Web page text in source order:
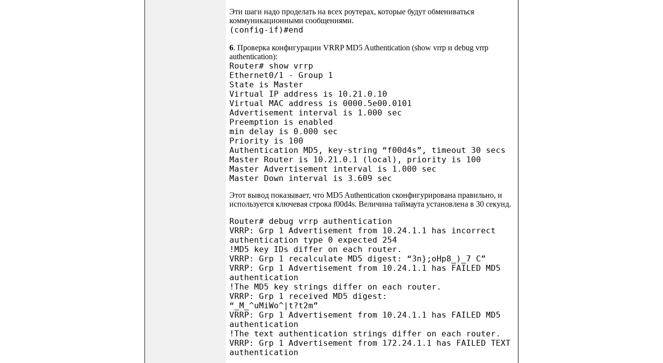
Эти шаги надо проделать на всех роутерах, которые будут обмениваться
коммуникационными сообщениями.
(config-if)#end
6. Проверка конфигурации VRRP MD5 Authentication (show vrrp и debug vrrp
authentication):
Router# show vrrp
Ethernet0/1 - Group 1
State is Master
Virtual IP address is 10.21.0.10
Virtual MAC address is 0000.5e00.0101
Advertisement interval is 1.000 sec
Preemption is enabled
min delay is 0.000 sec
Priority is 100
Authentication MD5, key-string “f00d4s”, timeout 30 secs
Master Router is 10.21.0.1 (local), priority is 100
Master Advertisement interval is 1.000 sec
Master Down interval is 3.609 sec
Этот вывод показывает, что MD5 Authentication сконфигурирована правильно, и
используется ключевая строка f00d4s. Величина таймаута установлена в 30 секунд.
Router# debug vrrp authentication
VRRP: Grp 1 Advertisement from 10.24.1.1 has incorrect
authentication type 0 expected 254
!MD5 key IDs differ on each router.
VRRP: Grp 1 recalculate MD5 digest: “3n};oHp8_)_7 C”
VRRP: Grp 1 Advertisement from 10.24.1.1 has FAILED MD5
authentication
!The MD5 key strings differ on each router.
VRRP: Grp 1 received MD5 digest:
“_M_^uMiWo^|t?t2m”
VRRP: Grp 1 Advertisement from 10.24.1.1 has FAILED MD5
authentication
!The text authentication strings differ on each router.
VRRP: Grp 1 Advertisement from 172.24.1.1 has FAILED TEXT
authentication